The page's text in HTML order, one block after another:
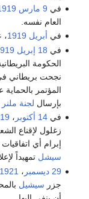
في 9 مارس
العام نفسه.
في أبريل 1919،
في 18 إبريل
الحكومة
نجحت بريطاني
المؤتمر
بإرسال لجنة ملنر
في14 أكتوبر ،
زغلول لإقناع
إبرام أي
سيشل تمهيداً
29 ديسمبر
، 1921
جزر سيشيل